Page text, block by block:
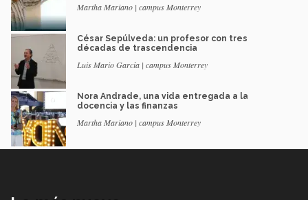
Martha Mariano | campus Monterrey
César Sepúlveda: un profesor con tres
décadas de trascendencia
Luis Mario García | campus Monterrey
Nora Andrade, una vida entregada a la
docencia y las finanzas
Martha Mariano | campus Monterrey